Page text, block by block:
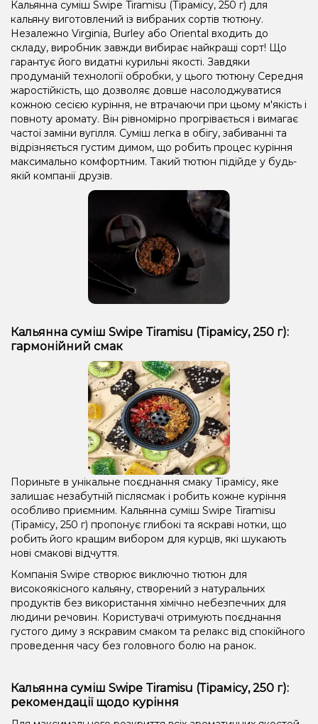
Кальянна суміш Swipe Tiramisu (Тірамісу, 250 г) для
кальяну виготовлений із вибраних сортів тютюну.
Незалежно Virginia, Burley або Oriental входить до
складу, виробник завжди вибирає найкращі сорт! Що
гарантує його видатні курильні якості. Завдяки
продуманій технології обробки, у цього тютюну Середня
жаростійкість, що дозволяє довше насолоджуватися
кожною сесією куріння, не втрачаючи при цьому м'якість і
повноту аромату. Він рівномірно прогрівається і вимагає
частої заміни вугілля. Суміш легка в обігу, забиванні та
відрізняється густим димом, що робить процес куріння
максимально комфортним. Такий тютюн підійде у будь-
якій компанії друзів.
Кальянна суміш Swipe Tiramisu (Тірамісу, 250 г):
гармонійний смак
Пориньте в унікальне поєднання смаку Тірамісу, яке
залишає незабутній післясмак і робить кожне куріння
особливо приємним. Кальянна суміш Swipe Tiramisu
(Тірамісу, 250 г) пропонує глибокі та яскраві нотки, що
робить його кращим вибором для курців, які шукають
нові смакові відчуття.
Компанія Swipe створює виключно тютюн для
високоякісного кальяну, створений з натуральних
продуктів без використання хімічно небезпечних для
людини речовин. Користувачі отримують поєднання
густого диму з яскравим смаком та релакс від спокійного
проведення часу без головного болю на ранок.
Кальянна суміш Swipe Tiramisu (Тірамісу, 250 г):
рекомендації щодо куріння